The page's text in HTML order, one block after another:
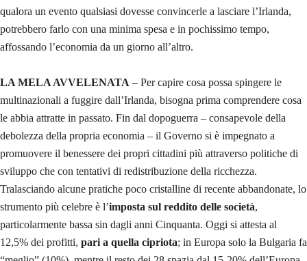
qualora un evento qualsiasi dovesse convincerle a lasciare l’Irlanda,
potrebbero farlo con una minima spesa e in pochissimo tempo,
affossando l’economia da un giorno all’altro.
LA MELA AVVELENATA – Per capire cosa possa spingere le
multinazionali a fuggire dall’Irlanda, bisogna prima comprendere cosa
le abbia attratte in passato. Fin dal dopoguerra – consapevole della
debolezza della propria economia – il Governo si è impegnato a
promuovere il benessere dei propri cittadini più attraverso politiche di
sviluppo che con tentativi di redistribuzione della ricchezza.
Tralasciando alcune pratiche poco cristalline di recente abbandonate, lo
strumento più celebre è l’imposta sul reddito delle società,
particolarmente bassa sin dagli anni Cinquanta. Oggi si attesta al
12,5% dei profitti, pari a quella cipriota; in Europa solo la Bulgaria fa